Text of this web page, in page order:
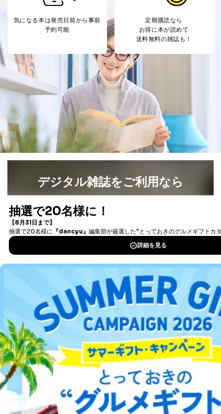
だ企業に、業務の一部として個人情報の取扱いを委
供先企業に個人情報を開示することがあります。
委託・提供先企業は具体的には以下のような企業です
が、これらに限りません。
委託先：カスタマーサポート支援会社 、クレジッ
トカード決済などの決済代行・料金回収会社、広
告配信サービス会社
提供先：出版社、出版物発売元、卸売会社、販売
店など商品の供給者、梱包会社、配送会社、新聞
販売店などの梱包・配送・配達会社
４．開示対象個人情報の「開示」「訂正」等の請求につ
いて
当社は、本人から、開示対象個人情報について利用目的
の通知を求められた場合には、遅滞なくこれに応じま
は、本人に遅滞無くその旨を通知するとともに、理由を
①利用目的を本人に通知し、又は公表することによって
本人又は第三者の生命、身体、財産その他の権利利益を
害するおそれがある場合
②利用目的を本人に通知し、又は公表することによって
当該事業者の権利又は正当な利益を害するおそれがある
場合
③国の機関又は地方公共団体が法令の定める事務を遂行
用目的を本人に通知し、又は公表することによって当該
事務の遂行に支障を及ぼすおそれがあるとき
④開示対象個人情報の利用目的が明らかな場合
開示対象個人情報については、保有個人データの本人ま
たはその代理人からの利用目的の通知、開示、変更等
（内容の訂正、追加または削除）、利用停止等（「利用
の停止または消去」「第三者への提供の停止」）の求め
に対応させていただいております。 当社顧客の皆様の
個人情報は「マイページ」にログインしていただくこと
で、訂正、追加、変更を行っていただくことが出来ま
す。マイページをご利用いただけない方、その他の方に
つきましては、下記Aをご覧ください。 また、ご登録い
ただいた個人情報のうち、市町村などの名称および郵便
気になる本は発売日前から事前
予約可能
定期購読なら
お得に本が読めて
送料無料の雑誌も！
デジタル雑誌をご利用なら
書籍）が無料で読み放題！
DOWNLOAD FOR IOS
DOWNLOAD FOR ANDROID
ご利用方法はこちら
総合案内
アフィリエイト 採用情報
プレスリリース お問い合わせ